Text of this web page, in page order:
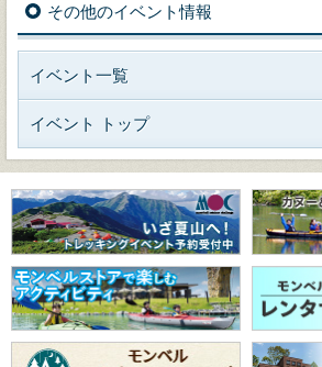
その他のイベント情報
イベント一覧
イベント トップ